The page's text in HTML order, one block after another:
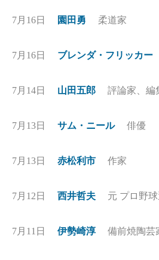
7月16日 園田勇 柔道家
7月16日 ブレンダ・フリッカー
7月14日 山田五郎 評論家、編
7月13日 サム・ニール 俳優
7月13日 赤松利市 作家
7月12日 西井哲夫 元 プロ野
7月11日 伊勢崎淳 備前焼陶芸